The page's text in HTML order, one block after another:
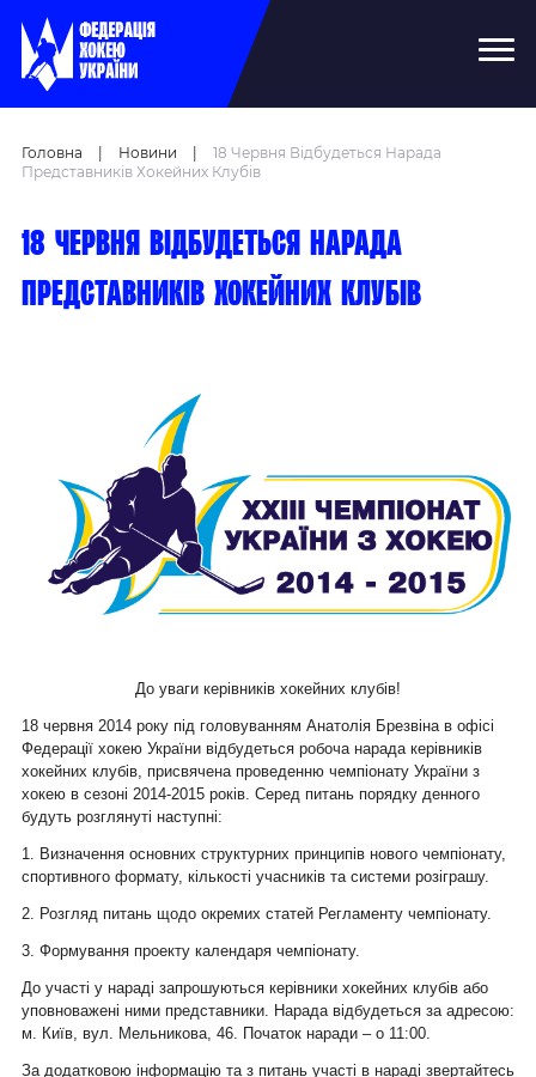
Головна Новини
18 Червня Відбудеться Нарада
Представників Хокейних Клубів
18 червня відбудеться нарада
представників хокейних клубів
До уваги керівників хокейних клубів!
18 червня 2014 року під головуванням Анатолія Брезвіна в офісі
Федерації хокею України відбудеться робоча нарада керівників
хокейних клубів, присвячена проведенню чемпіонату України з
хокею в сезоні 2014-2015 років. Серед питань порядку денного
будуть розглянуті наступні:
1. Визначення основних структурних принципів нового чемпіонату,
спортивного формату, кількості учасників та системи розіграшу.
2. Розгляд питань щодо окремих статей Регламенту чемпіонату.
3. Формування проекту календаря чемпіонату.
До участі у нараді запрошуються керівники хокейних клубів або
уповноважені ними представники. Нарада відбудеться за адресою:
м. Київ, вул. Мельникова, 46. Початок наради – о 11:00.
За додатковою інформацію та з питань участі в нараді звертайтесь